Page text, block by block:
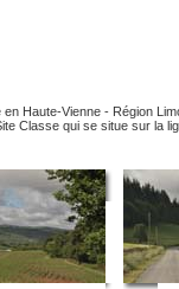
en Haute-Vienne - Région
Classe qui se situe sur la